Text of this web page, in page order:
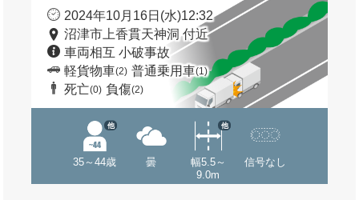
2024年10月16日(水)12:32
沼津市上香貫天神洞 付近
車両相互 小破事故
軽貨物車(2) 普通乗用車(1)
死亡(0) 負傷(2)
35～44歳
他
曇
幅5.5～
9.0m
他
信号なし